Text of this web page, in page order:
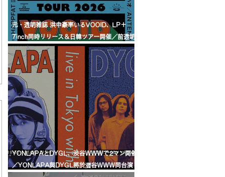
元・透明雑誌 洪申豪率いるVOOID、LP＋
7inch同時リリース＆日韓ツアー開催／前透明
雜誌洪申豪領軍 VOOID 宣布LP與7吋同步發
行，並展開日韓巡演
YONLAPAとDYGL、渋谷WWWで2マン開催
／YONLAPA與DYGL將於澀谷WWW同台演